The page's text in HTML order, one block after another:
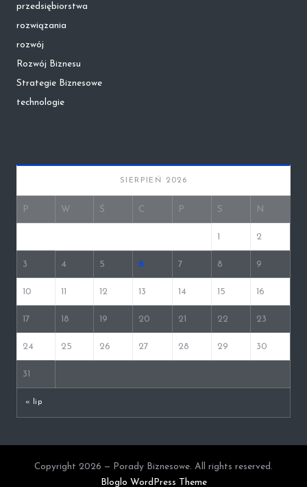
przedsiębiorstwa
rozwiązania
rozwój
Rozwój Biznesu
Strategie Biznesowe
technologie
SIERPIEŃ 2026
P W Ś C P S N
2
3 4 5 6 7 8 9
10 12 13 14 15 16
17 18 19 20 21 22 23
24 25 26 27 28 29 30
31
« lip
Copyright 2026 — Porady Biznesowe. All rights reserved.
Bloglo WordPress Theme